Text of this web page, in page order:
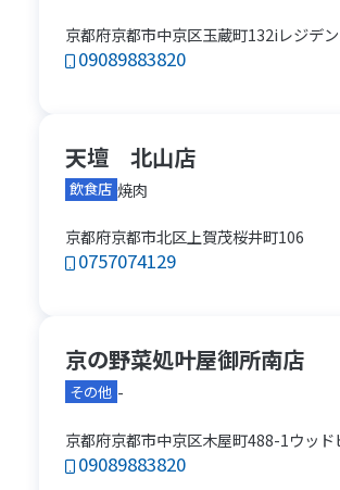
京都府京都市中京区玉蔵町132iレジデ
09089883820
天壇 北山店
飲食店 焼肉
京都府京都市北区上賀茂桜井町106
0757074129
京の野菜処叶屋御所南店
その他 -
京都府京都市中京区木屋町488-1ウッド
09089883820